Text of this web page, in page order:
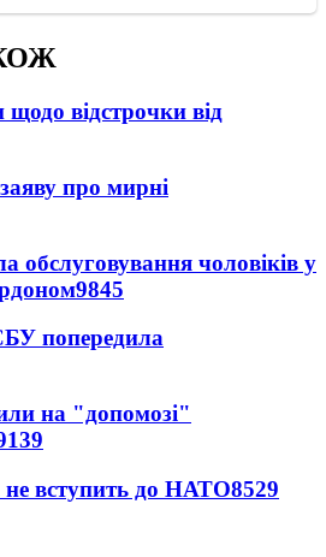
відстрочки від
про мирні
обслуговування чоловіків у
9845
попередила
на "допомозі"
вступить до НАТО8529